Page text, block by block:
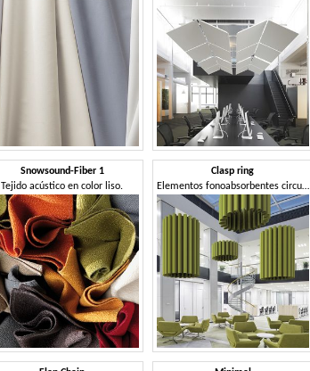
Snowsound-Fiber 1
Tejido acústico en color liso.
Clasp ring
Elementos fonoabsorbentes circulares